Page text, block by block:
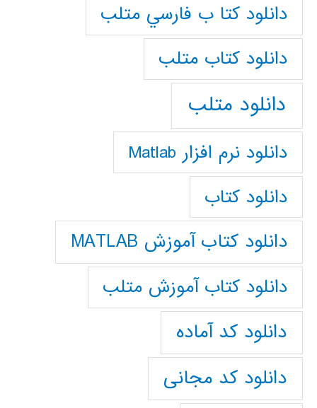
دانلود كتا ب فارسي متلب
دانلود كتاب متلب
دانلود متلب
دانلود نرم افزار Matlab
دانلود کتاب
دانلود کتاب آموزش MATLAB
دانلود کتاب آموزش متلب
دانلود کد آماده
دانلود کد مجانی